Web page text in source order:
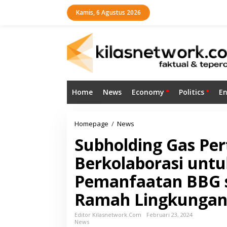
Kamis, 6 Agustus 2026
Home News Economy Politics
Homepage / News
b
h
d
n
g
G
Subholding Gas
Berkolaborasi
Pemanfaatan
Ramah Lingkungan
Editor Kilasnetwork.com
Februari 23, 2024
News